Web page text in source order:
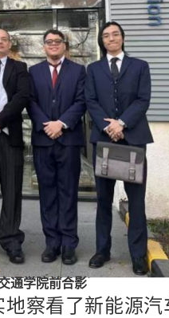
通学院前合影
察看了新能源